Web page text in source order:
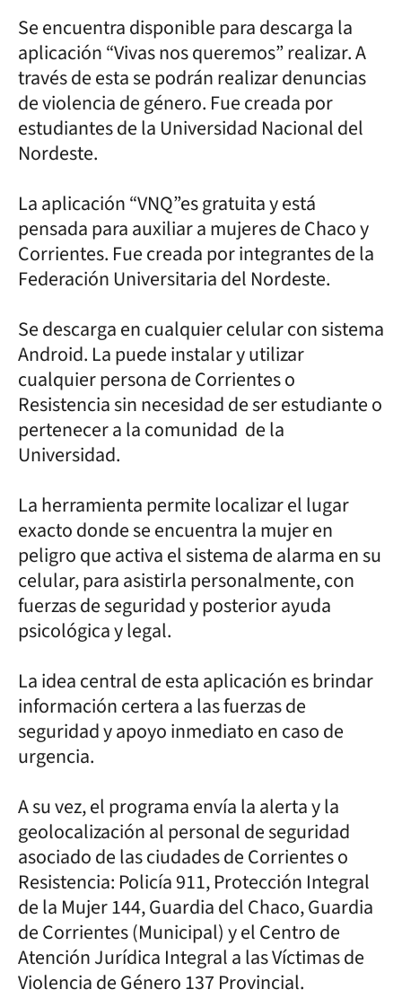
Se encuentra disponible para descarga la
aplicación “Vivas nos queremos” realizar. A
través de esta se podrán realizar denuncias
de violencia de género. Fue creada por
estudiantes de la Universidad Nacional del
Nordeste.
La aplicación “VNQ”es gratuita y está
pensada para auxiliar a mujeres de Chaco y
Corrientes. Fue creada por integrantes de la
Federación Universitaria del Nordeste.
Se descarga en cualquier celular con sistema
Android. La puede instalar y utilizar
cualquier persona de Corrientes o
Resistencia sin necesidad de ser estudiante o
pertenecer a la comunidad de la
Universidad.
La herramienta permite localizar el lugar
exacto donde se encuentra la mujer en
peligro que activa el sistema de alarma en su
celular, para asistirla personalmente, con
fuerzas de seguridad y posterior ayuda
psicológica y legal.
La idea central de esta aplicación es brindar
información certera a las fuerzas de
seguridad y apoyo inmediato en caso de
urgencia.
A su vez, el programa envía la alerta y la
geolocalización al personal de seguridad
asociado de las ciudades de Corrientes o
Resistencia: Policía 911, Protección Integral
de la Mujer 144, Guardia del Chaco, Guardia
de Corrientes (Municipal) y el Centro de
Atención Jurídica Integral a las Víctimas de
Violencia de Género 137 Provincial.